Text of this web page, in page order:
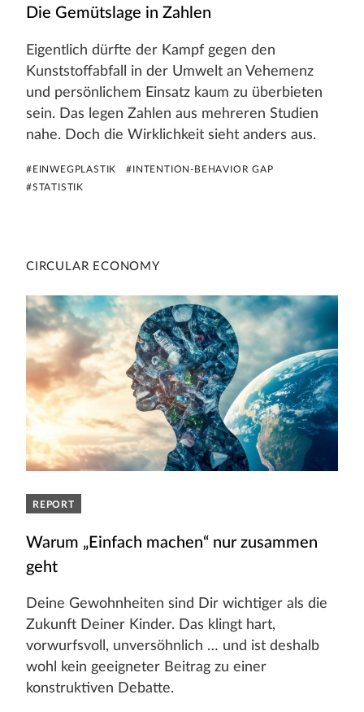
Die Gemütslage in Zahlen
Eigentlich dürfte der Kampf gegen den
Kunststoffabfall in der Umwelt an Vehemenz
und persönlichem Einsatz kaum zu überbieten
sein. Das legen Zahlen aus mehreren Studien
nahe. Doch die Wirklichkeit sieht anders aus.
#EINWEGPLASTIK
#INTENTION-BEHAVIOR GAP
#STATISTIK
CIRCULAR ECONOMY
REPORT
Warum „Einfach machen“ nur zusammen
geht
Deine Gewohnheiten sind Dir wichtiger als die
Zukunft Deiner Kinder. Das klingt hart,
vorwurfsvoll, unversöhnlich … und ist deshalb
wohl kein geeigneter Beitrag zu einer
konstruktiven Debatte.